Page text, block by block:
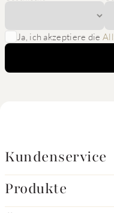
Ja, ich akzeptiere die
Kundenservice
Produkte